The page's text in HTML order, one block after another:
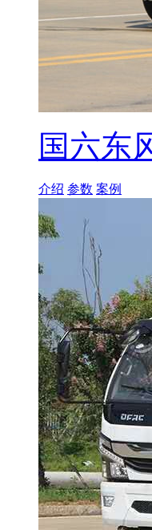
国六东
介绍 参数 案例